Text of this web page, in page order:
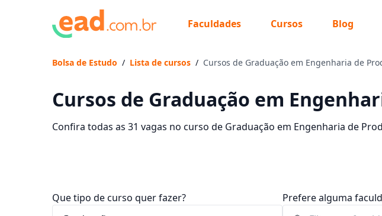
Faculdades Cursos Blog
Bolsa de Estudo / Lista de cursos / Cursos de Graduação em Engenharia de
Cursos de Graduação em
Confira todas as 31 vagas no curso de Graduação em Engenharia de
Que tipo de curso quer fazer? Prefere alguma